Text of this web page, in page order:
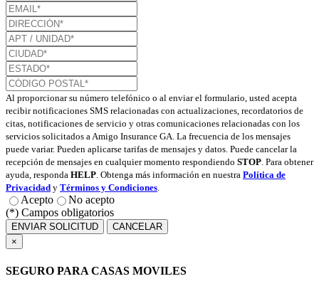
Al proporcionar su número telefónico o al enviar el formulario, usted acepta
recibir notificaciones SMS relacionadas con actualizaciones, recordatorios de
citas, notificaciones de servicio y otras comunicaciones relacionadas con los
servicios solicitados a Amigo Insurance GA. La frecuencia de los mensajes
puede variar. Pueden aplicarse tarifas de mensajes y datos. Puede cancelar la
recepción de mensajes en cualquier momento respondiendo STOP. Para obtener
ayuda, responda HELP. Obtenga más información en nuestra Política de
Privacidad y Términos y Condiciones.
Acepto
No acepto
(*) Campos obligatorios
ENVIAR SOLICITUD
CANCELAR
×
SEGURO PARA CASAS MOVILES